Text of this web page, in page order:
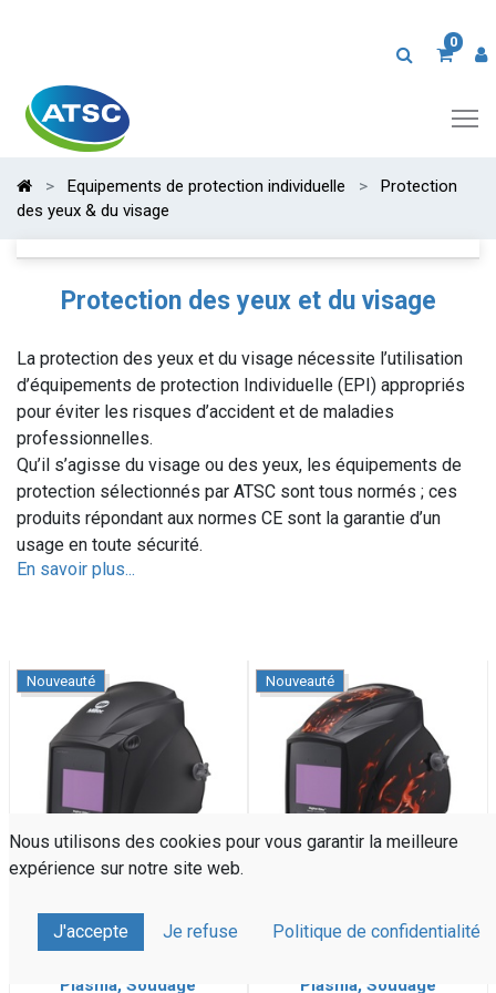
0
Equipements de protection individuelle
Protection
des yeux & du visage
Protection des yeux et du visage
La protection des yeux et du visage nécessite l’utilisation
d’équipements de protection Individuelle (EPI) appropriés
pour éviter les risques d’accident et de maladies
professionnelles.
Qu’il s’agisse du visage ou des yeux, les équipements de
protection sélectionnés par ATSC sont tous normés ; ces
produits répondant aux normes CE sont la garantie d’un
usage en toute sécurité.
En savoir plus...
Nouveauté
Cagoule MILLER "Digital
Plasma, Soudage
Nouveauté
Cagoule MILLER "Digital
Plasma, Soudage
Nous utilisons des cookies pour vous garantir la meilleure
expérience sur notre site web.
J'accepte Je refuse Politique de confidentialité